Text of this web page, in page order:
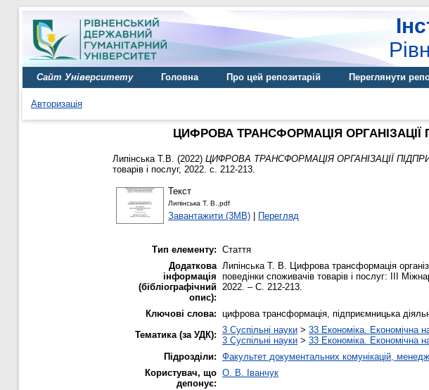
Сайт Університету Головна Про цей репозитарій Переглянути
Авторизація
ЦИФРОВА ТРАНСФОРМАЦІЯ
Липінська Т.В. (2022) ЦИФРОВА ТРАНСФОРМАЦІЯ ОРГАНІЗАЦІЇ
товарів і послуг, 2022. с. 212-213.
Текст
Липінська Т. В..pdf
Завантажити (3MB) | Перегляд
Тип елементу: Стаття
Додаткова
інформація
(бібліографічний
опис):
Липінська Т. В. Цифрова трансформація
поведінки споживачів товарів і послуг: ІІІ
2022. – С. 212-213.
Ключові слова: цифрова трансформація, підприємницька
Тематика (за УДК): 3 Суспільні науки > 33 Економіка. Економічна
3 Суспільні науки > 33 Економіка. Економічна
Підрозділи: Факультет документальних комунікацій,
Користувач, що
депонує:
О. В. Іванчук